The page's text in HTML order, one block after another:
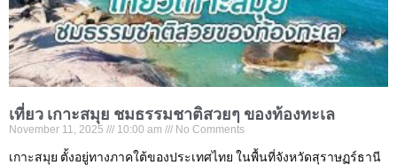
เที่ยว เกาะสมุย ชมธรรมชาติสวยๆ ของท้องทะเล
November 11, 2025 10:00 am No Comments
เกาะสมุย ตั้งอยู่ทางภาคใต้ของประเทศไทย ในพื้นที่จังหวัดสุราษฏร์ธานี